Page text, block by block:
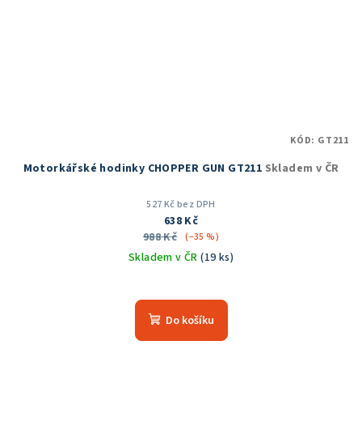
Motorkářské hodinky CHOPPER GUN GT211 Skladem v ČR
527 Kč bez DPH
638 Kč
988 Kč (–35 %)
Skladem v ČR(19 ks)
hodnocení
produktu
Do košíku
KÓD: GT211